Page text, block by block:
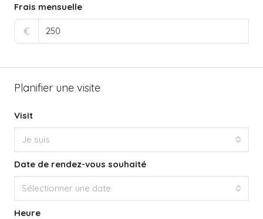
Frais mensuelle
€
Planifier une visite
Visit
Je suis
Date de rendez-vous souhaité
Sélectionner une date
Heure